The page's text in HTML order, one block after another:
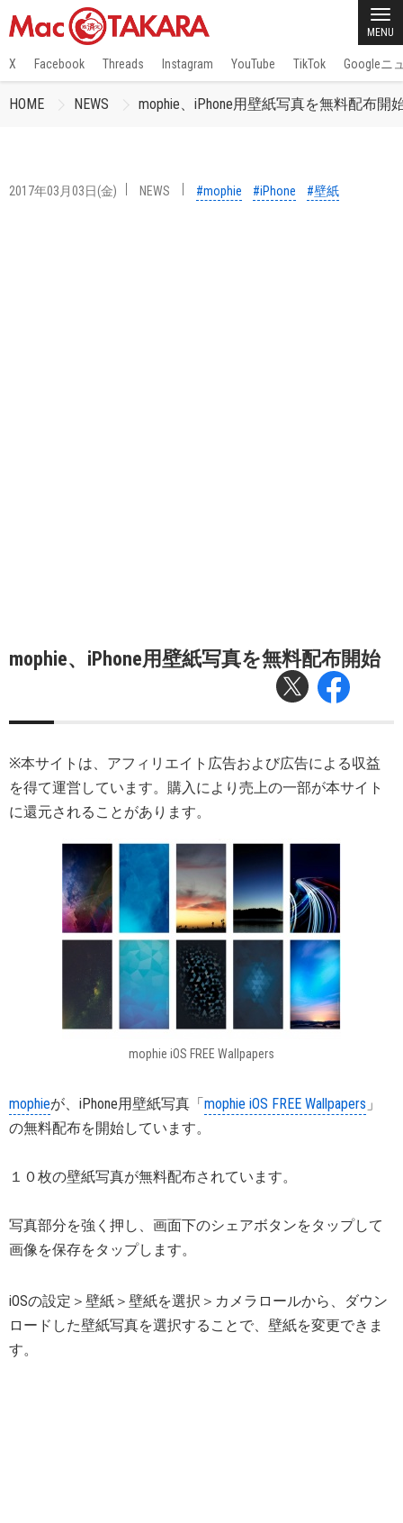
MENU
X Facebook Threads Instagram YouTube TikTok Googleニ
HOME NEWS mophie、iPhone用壁紙写真を無料配布開
2017年03月03日(金) NEWS #mophie #iPhone #壁紙
mophie、iPhone用壁紙写真を無料配布開始
※本サイトは、アフィリエイト広告および広告による収益
を得て運営しています。購入により売上の一部が本サイト
に還元されることがあります。
mophie iOS FREE Wallpapers
mophieが、iPhone用壁紙写真「mophie iOS FREE Wallpapers 」
の無料配布を開始しています。
１０枚の壁紙写真が無料配布されています。
写真部分を強く押し、画面下のシェアボタンをタップして
画像を保存をタップします。
iOSの設定＞壁紙＞壁紙を選択＞カメラロールから、ダウン
ロードした壁紙写真を選択することで、壁紙を変更できま
す。